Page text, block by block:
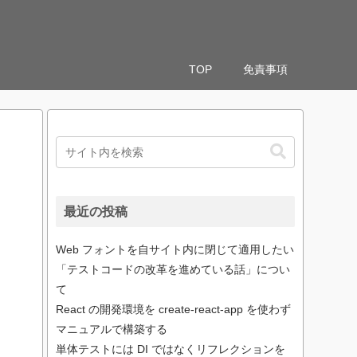
TOP 免責事項
最近の投稿
Web フォントを自サイト内に閉じて適用したい
「テストコードの改革を進めている話」につい
て
React の開発環境を create-react-app を使わず
マニュアルで構築する
単体テストには DI ではなくリフレクションを